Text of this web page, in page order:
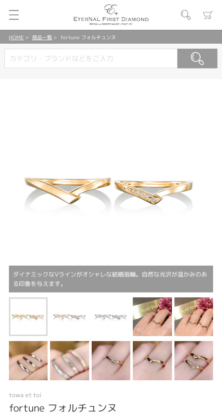
HOME 商品一覧 fortune フォルチュンヌ
ダイナミックなVラインがオシャレな結婚指輪。自然な光沢が温かみのあ
る印象を与えます。
towa et toi
fortune フォルチュンヌ